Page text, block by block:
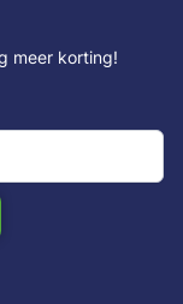
meer korting!